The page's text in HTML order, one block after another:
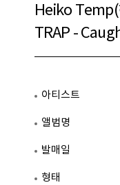
Heiko Temp(
TRAP -
아티스트
앨범명
발매일
형태